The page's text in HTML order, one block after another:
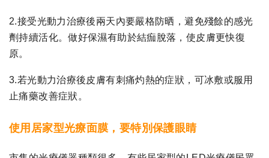
2.接受光動力治療後兩天內要嚴格防晒，避免殘餘的感光
劑持續活化。做好保濕有助於結痂脫落，使皮膚更快復
原。
3.若光動力治療後皮膚有刺痛灼熱的症狀，可冰敷或服用
止痛藥改善症狀。
使用居家型光療面膜，要特別保護眼睛